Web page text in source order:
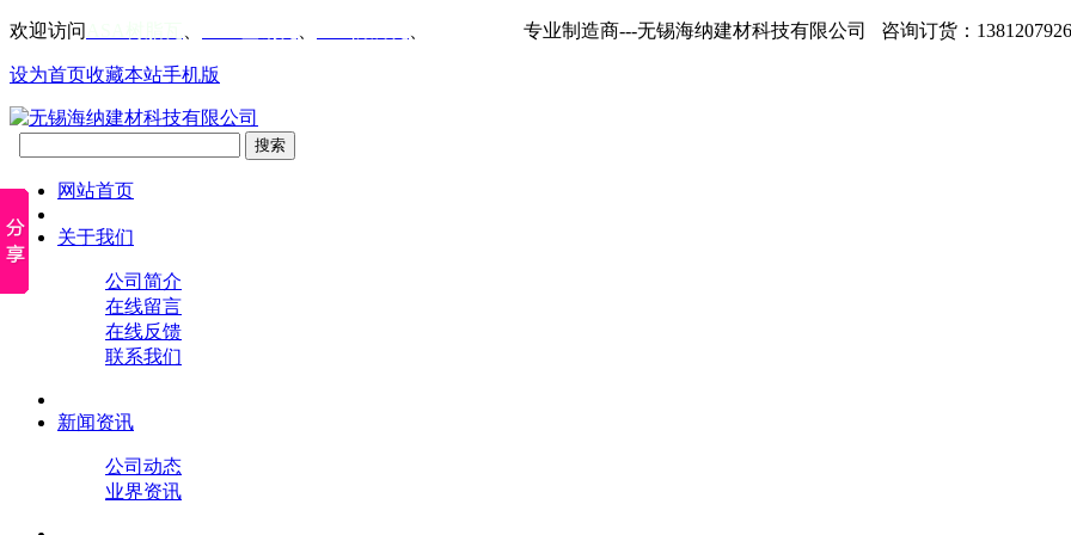
欢迎访问 专业制造商---无锡海纳建材科技有限公司 咨询订货：
设为首页收藏本站手机版
网站首页
关于我们
公司简介
在线留言
在线反馈
联系我们
新闻资讯
公司动态
业界资讯